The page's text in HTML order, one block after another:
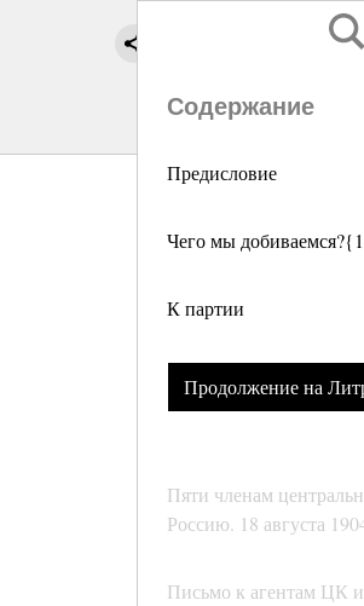
Содержание
Предисловие
Чего мы
К партии
Продолжение на
Пяти членам
Россию. 18 августа
Письмо к агентам ЦК